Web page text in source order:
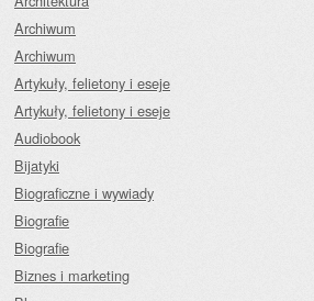
Archiwum
Archiwum
Artykuły, felietony i eseje
Artykuły, felietony i eseje
Audiobook
Bijatyki
Biograficzne i wywiady
Biografie
Biografie
Biznes i marketing